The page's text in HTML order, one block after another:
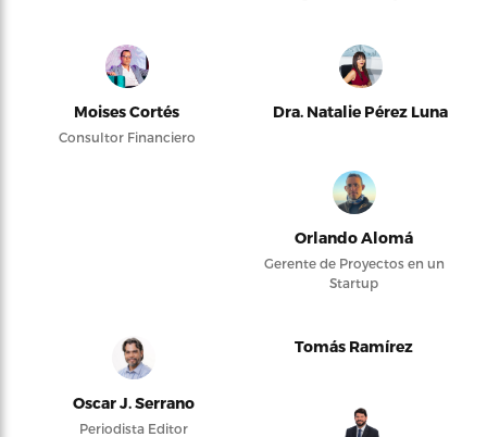
Moises Cortés
Consultor Financiero
Dra. Natalie Pérez Luna
Orlando Alomá
Gerente de Proyectos en un
Startup
Oscar J. Serrano
Periodista Editor
Tomás Ramírez